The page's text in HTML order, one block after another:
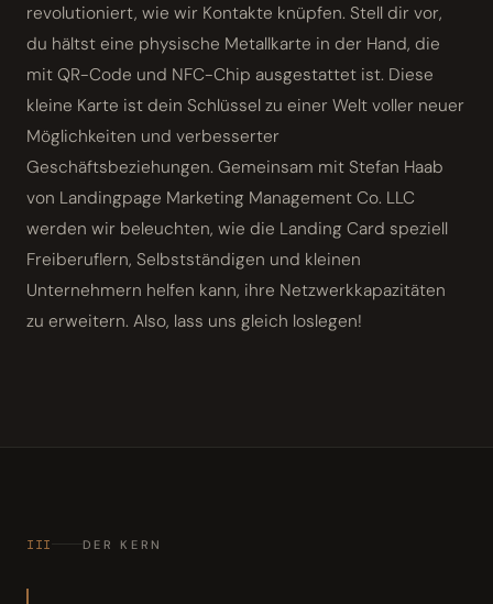
revolutioniert, wie wir Kontakte knüpfen. Stell dir vor,
du hältst eine physische Metallkarte in der Hand, die
mit QR-Code und NFC-Chip ausgestattet ist. Diese
kleine Karte ist dein Schlüssel zu einer Welt voller neuer
Möglichkeiten und verbesserter
Geschäftsbeziehungen. Gemeinsam mit Stefan Haab
von Landingpage Marketing Management Co. LLC
werden wir beleuchten, wie die Landing Card speziell
Freiberuflern, Selbstständigen und kleinen
Unternehmern helfen kann, ihre Netzwerkkapazitäten
zu erweitern. Also, lass uns gleich loslegen!
III DER KERN